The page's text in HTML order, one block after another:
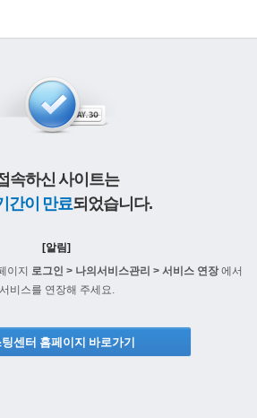
속하신 사이트는
간이 만료되었습니다.
[알림]
이지 로그인 > 나의서비스관리 > 서비스 연장에서
서비스를 연장해 주세요.
센터 홈페이지 바로가기